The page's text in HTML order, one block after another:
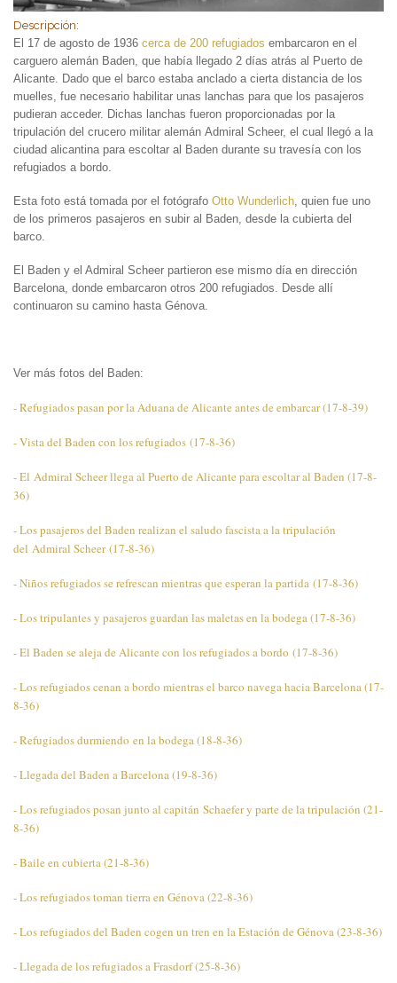
Descripción:
El 17 de agosto de 1936 cerca de 200 refugiados embarcaron en el
carguero alemán Baden, que había llegado 2 días atrás al Puerto de
Alicante. Dado que el barco estaba anclado a cierta distancia de los
muelles, fue necesario habilitar unas lanchas para que los pasajeros
pudieran acceder. Dichas lanchas fueron proporcionadas por la
tripulación del crucero militar alemán Admiral Scheer, el cual llegó a la
ciudad alicantina para escoltar al Baden durante su travesía con los
refugiados a bordo.
Esta foto está tomada por el fotógrafo Otto Wunderlich, quien fue uno
de los primeros pasajeros en subir al Baden, desde la cubierta del
barco.
El Baden y el Admiral Scheer partieron ese mismo día en dirección
Barcelona, donde embarcaron otros 200 refugiados. Desde allí
continuaron su camino hasta Génova.
Ver más fotos del Baden:
- Refugiados pasan por la Aduana de Alicante antes de embarcar (17-8-39)
- Vista del Baden con los refugiados (17-8-36)
- El Admiral Scheer llega al Puerto de Alicante para escoltar al Baden (17-8-
36)
- Los pasajeros del Baden realizan el saludo fascista a la tripulación
del Admiral Scheer (17-8-36)
- Niños refugiados se refrescan mientras que esperan la partida (17-8-36)
- Los tripulantes y pasajeros guardan las maletas en la bodega (17-8-36)
- El Baden se aleja de Alicante con los refugiados a bordo (17-8-36)
- Los refugiados cenan a bordo mientras el barco navega hacia Barcelona (17-
8-36)
- Refugiados durmiendo en la bodega (18-8-36)
- Llegada del Baden a Barcelona (19-8-36)
- Los refugiados posan junto al capitán Schaefer y parte de la tripulación (21-
8-36)
- Baile en cubierta (21-8-36)
- Los refugiados toman tierra en Génova (22-8-36)
- Los refugiados del Baden cogen un tren en la Estación de Génova (23-8-36)
- Llegada de los refugiados a Frasdorf (25-8-36)